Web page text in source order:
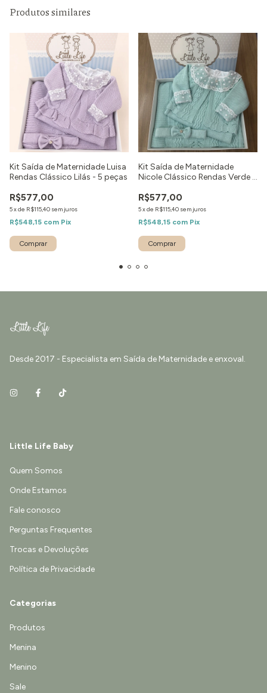
Produtos similares
Kit Saída de Maternidade Luisa
Rendas Clássico Lilás - 5 peças
R$577,00
5xde R$115,40 sem juros
R$548,15 com Pix
Comprar
Kit Saída de Maternidade
Nicole Clássico Rendas Verde -
R$577,00
5xde R$115,40 sem juros
R$548,15 com Pix
Desde 2017 - Especialista em Saída de Maternidade e enxoval.
Little Life Baby
Quem Somos
Onde Estamos
Fale conosco
Perguntas Frequentes
Trocas e Devoluções
Política de Privacidade
Categorias
Produtos
Menina
Menino
Sale